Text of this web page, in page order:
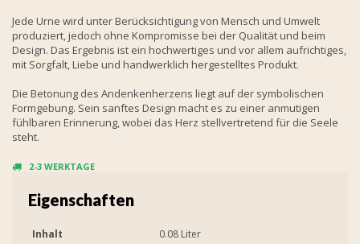
Jede Urne wird unter Berücksichtigung von Mensch und Umwelt
produziert, jedoch ohne Kompromisse bei der Qualität und beim
Design. Das Ergebnis ist ein hochwertiges und vor allem aufrichtiges,
mit Sorgfalt, Liebe und handwerklich hergestelltes Produkt.
Die Betonung des Andenkenherzens liegt auf der symbolischen
Formgebung. Sein sanftes Design macht es zu einer anmutigen
fühlbaren Erinnerung, wobei das Herz stellvertretend für die Seele
steht.
2-3 WERKTAGE
Eigenschaften
Inhalt
0.08 Liter